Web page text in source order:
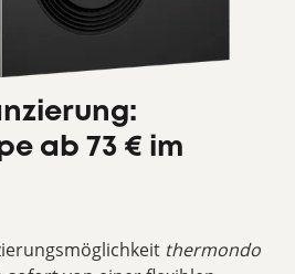
ab 73 € im
thermondo